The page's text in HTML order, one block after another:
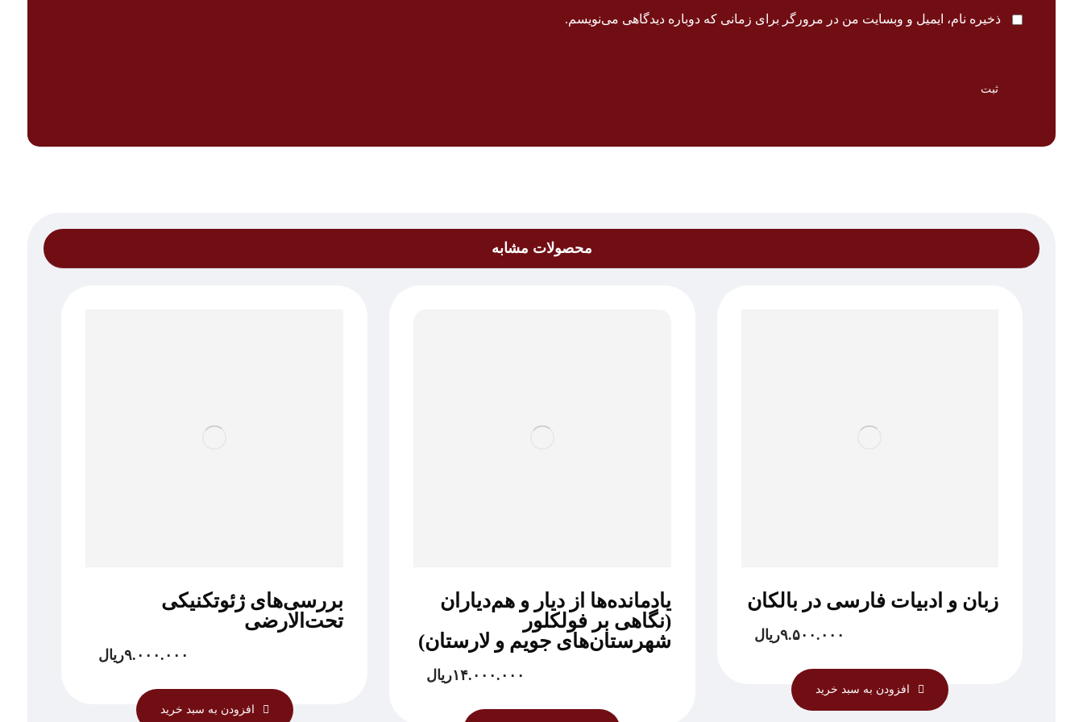
ذخیره نام، ایمیل و وبسایت من در مرورگر برای زمانی که دوباره دیدگاهی می‌نویسم.
محصولات مشابه
زبان و ادبیات فارسی در بالکان
۹.۵۰۰.۰۰۰ریال
افزودن به سبد خرید
یادمانده‌ها از دیار و هم‌دیاران
(نگاهی بر فولکلور
شهرستان‌های جویم و لارستان)
۱۴.۰۰۰.۰۰۰ریال
بررسی‌های ژئوتکنیکی
تحت‌الارضی
۹.۰۰۰.۰۰۰ریال
افزودن به سبد خرید